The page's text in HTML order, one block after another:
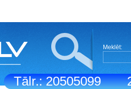
Tālr.: 20505099
Meklēt: